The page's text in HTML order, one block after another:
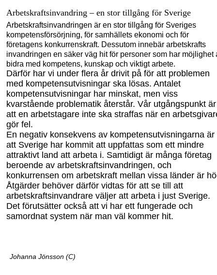
Arbetskraftsinvandring – en stor tillgång för Sverige
Arbetskraftsinvandringen är en stor tillgång för Sveriges
kompetensförsörjning, för samhällets ekonomi och för
företagens konkurrenskraft. Dessutom innebär arbetskrafts
invandringen en säker väg hit för personer som har möjlighet
bidra med kompetens, kunskap och viktigt arbete.
Därför har vi under flera år drivit på för att problemen
med kompetensutvisningar ska lösas. Antalet
kompetensutvisningar har minskat, men viss
kvarstående problematik återstår. Vår utgångspunkt är
att en arbetstagare inte ska straffas när en
gör fel.
En negativ konsekvens av kompetensutvisningarna är
att Sverige har kommit att uppfattas som ett mindre
attraktivt land att arbeta i. Samtidigt är många företag
beroende av arbetskraftsinvandringen, och
konkurrensen om arbetskraft mellan vissa länder är
Åtgärder behöver därför vidtas för att se till att
arbetskraftsinvandrare väljer att arbeta i just Sverige.
Det förutsätter också att vi har ett fungerade och
samordnat system när man väl kommer hit.
Johanna Jönsson (C)